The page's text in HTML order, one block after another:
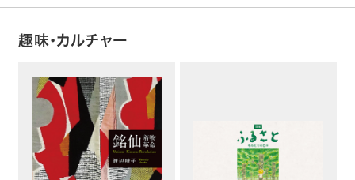
趣味・カルチャー